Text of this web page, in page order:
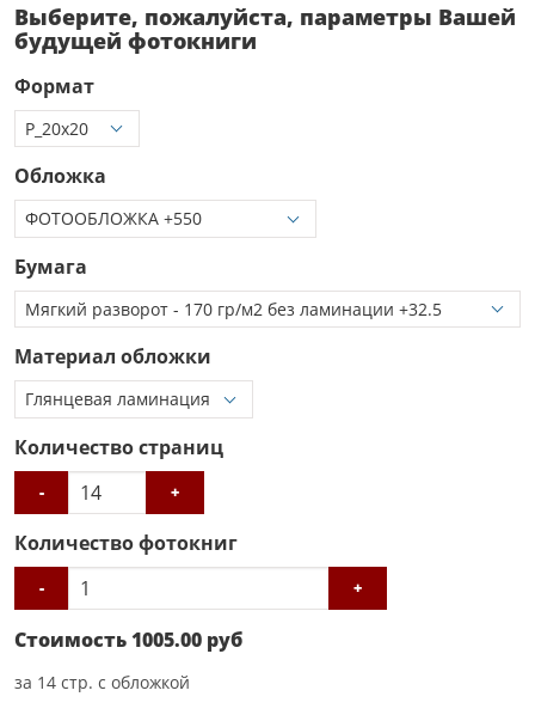
Выберите, пожалуйста, параметры Вашей
будущей фотокниги
Формат
Обложка
Бумага
Материал обложки
Количество страниц
- +
Количество фотокниг
- +
Стоимость1005.00 руб
за 14 стр. с обложкой